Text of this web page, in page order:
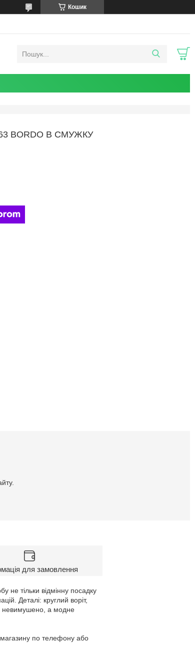
Кошик
BORDO В СМУЖКУ
для замовлення
не тільки відмінну посадку
Деталі: круглий воріт,
невимушено, а модне
магазину по телефону або